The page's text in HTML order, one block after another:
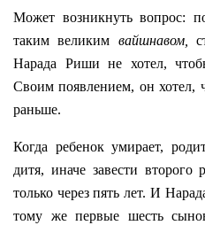
Может возникнуть вопрос:
таким великим вайшнавом,
Нарада Риши не хотел,
Своим появлением, он
раньше.
Когда ребенок умирает,
дитя, иначе завести второго
только через пять лет. И
тому же первые шесть